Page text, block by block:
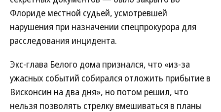
Флориде местной судьей, усмотревшей
нарушения при назначении спецпрокурора для
расследования инцидента.
Экс-глава Белого дома признался, что «из-за
ужасных событий собирался отложить прибытие в
Висконсин на два дня», но потом решил, что
нельзя позволять стрелку вмешиваться в планы